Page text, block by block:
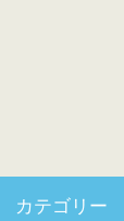
カテゴリー